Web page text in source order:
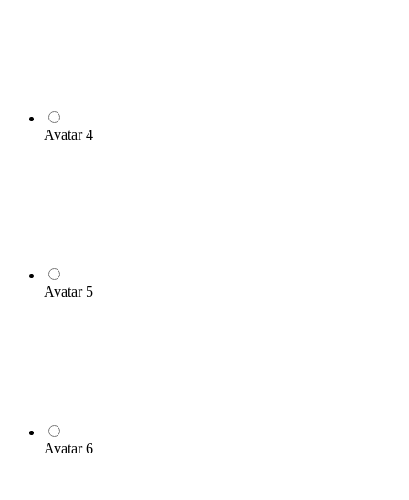
Avatar 4
Avatar 5
Avatar 6